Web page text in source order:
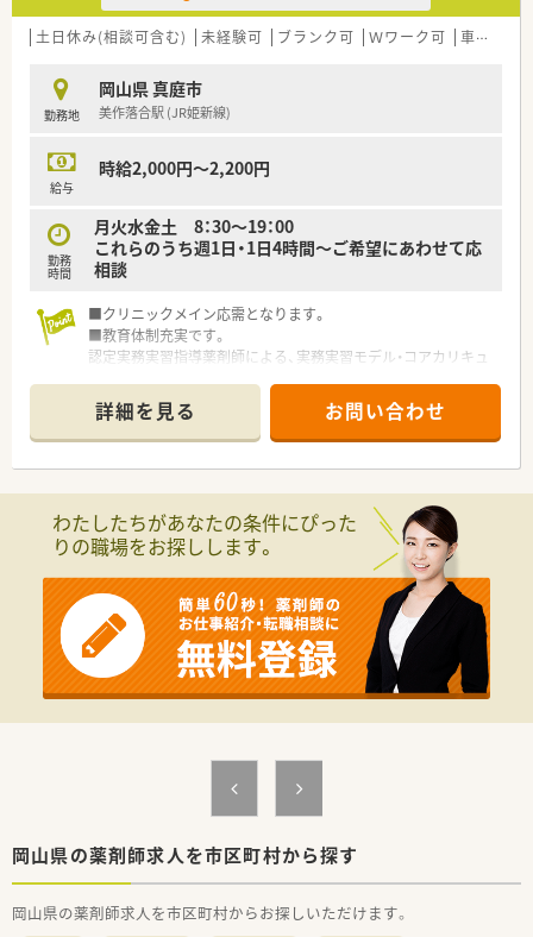
取り組みをされています。
■個人在宅業務だけでなく、自社運営の介護事業との地域ケア連
■特色のある応需先が特徴で漢方内科・総合病院・在宅中心の店
舗などご経験を積むことができます。
■調剤設備が大変充実。省力化計画続行中です。
剤分包機などの連動化（オンラインシステム）、全自動散薬分包機
の導入など、省力化をはかっています。
＜こんな方にもおすすめ＞
■地域密着型の調剤薬局で働きたい方
■プライベートも重視しながらメリハリをつけて働きたい方
土日休み(相談可含む) 未経験可 ブランク可 Ｗワーク可 車通勤可
勤務地
岡山県 真庭市
美作落合駅 (JR姫新線)
給与
時給2,000円～2,200円
勤務
時間
月火水金土 8：30～19：00
これらのうち週1日・1日4時間～ご希望にあわせて応
相談
■クリニックメイン応需となります。
■教育体制充実です。
認定実務実習指導薬剤師による、実務実習モデル・コアカリキュ
■空間を大切に。
アロマテラピーなど、待合室も閑散としたものではなく、温かみ
のある環境を作っています。
詳細を見る お問い合わせ
わたしたちがあなたの条件にぴった
りの職場をお探しします。
岡山県の薬剤師求人を市区町村から探す
岡山県の薬剤師求人を市区町村からお探しいただけます。